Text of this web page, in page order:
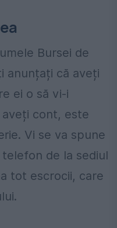
Bursei de
anunțați că aveți
ei o să vi-i
cont, este
Vi se va spune
de la sediul
tot escrocii, care